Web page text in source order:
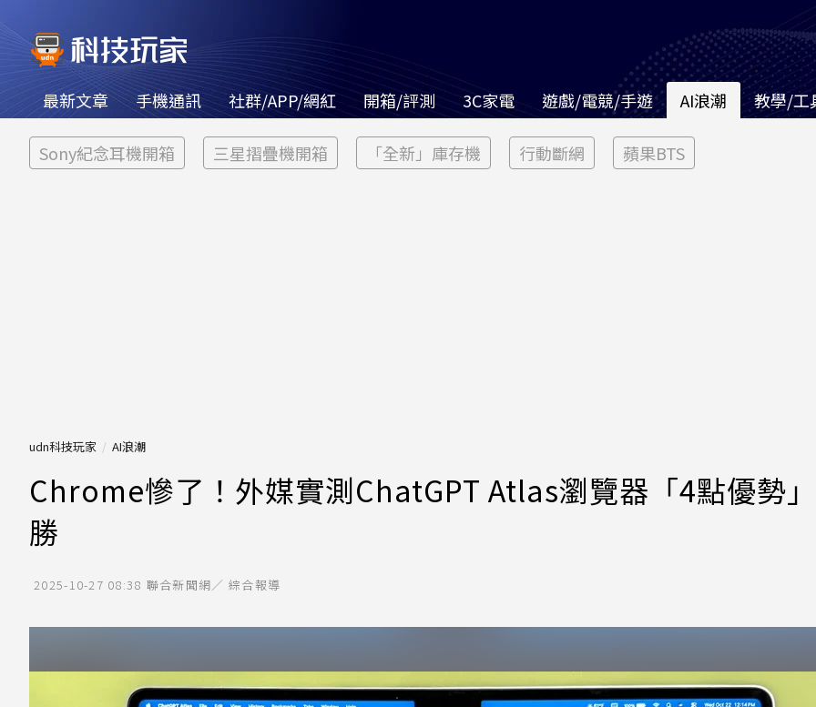
最新文章 手機通訊 社群/APP/網紅 開箱/評測 3C家電 遊戲/電競/手遊 AI浪潮 教學/工
Sony紀念耳機開箱 三星摺疊機開箱 「全新」庫存機 行動斷網 蘋果BTS
udn科技玩家 AI浪潮
Chrome慘了！外媒實測ChatGPT Atlas瀏覽器「4點優勢
勝
2025-10-27 08:38 聯合新聞網／ 綜合報導